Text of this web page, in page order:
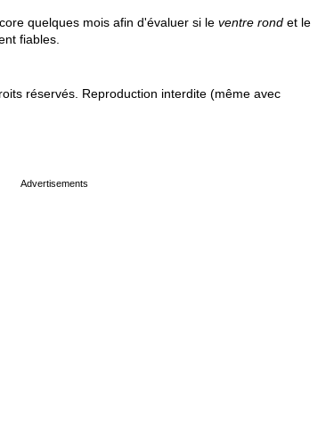
quelques mois afin d'évaluer si le ventre rond et le
fiables.
réservés. Reproduction interdite (même avec